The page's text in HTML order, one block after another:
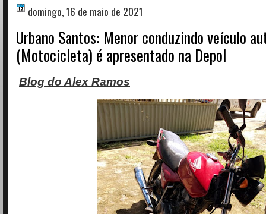
domingo, 16 de maio de 2021
Urbano Santos: Menor conduzindo veículo
(Motocicleta) é apresentado na Depol
Blog do Alex Ramos